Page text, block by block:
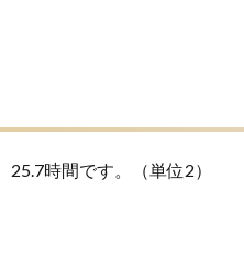
時間です。（単位2）